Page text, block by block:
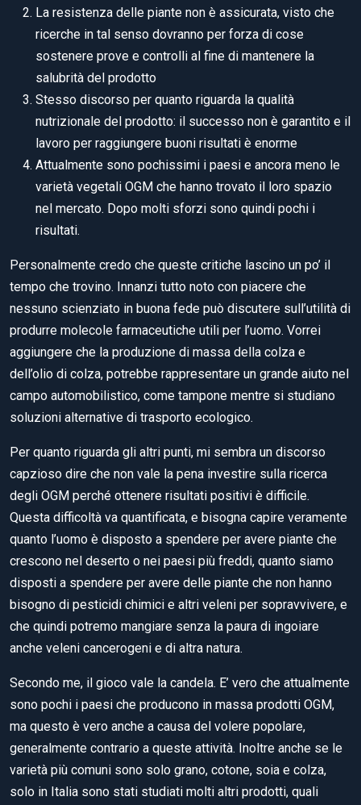
La resistenza delle piante non è assicurata, visto che
ricerche in tal senso dovranno per forza di cose
sostenere prove e controlli al fine di mantenere la
salubrità del prodotto
Stesso discorso per quanto riguarda la qualità
nutrizionale del prodotto: il successo non è garantito e il
lavoro per raggiungere buoni risultati è enorme
Attualmente sono pochissimi i paesi e ancora meno le
varietà vegetali OGM che hanno trovato il loro spazio
nel mercato. Dopo molti sforzi sono quindi pochi i
risultati.
Personalmente credo che queste critiche lascino un po’ il
tempo che trovino. Innanzi tutto noto con piacere che
nessuno scienziato in buona fede può discutere sull’utilità di
produrre molecole farmaceutiche utili per l’uomo. Vorrei
aggiungere che la produzione di massa della colza e
dell’olio di colza, potrebbe rappresentare un grande aiuto nel
campo automobilistico, come tampone mentre si studiano
soluzioni alternative di trasporto ecologico.
Per quanto riguarda gli altri punti, mi sembra un discorso
capzioso dire che non vale la pena investire sulla ricerca
degli OGM perché ottenere risultati positivi è difficile.
Questa difficoltà va quantificata, e bisogna capire veramente
quanto l’uomo è disposto a spendere per avere piante che
crescono nel deserto o nei paesi più freddi, quanto siamo
disposti a spendere per avere delle piante che non hanno
bisogno di pesticidi chimici e altri veleni per sopravvivere, e
che quindi potremo mangiare senza la paura di ingoiare
anche veleni cancerogeni e di altra natura.
Secondo me, il gioco vale la candela. E’ vero che attualmente
sono pochi i paesi che producono in massa prodotti OGM,
ma questo è vero anche a causa del volere popolare,
generalmente contrario a queste attività. Inoltre anche se le
varietà più comuni sono solo grano, cotone, soia e colza,
solo in Italia sono stati studiati molti altri prodotti, quali